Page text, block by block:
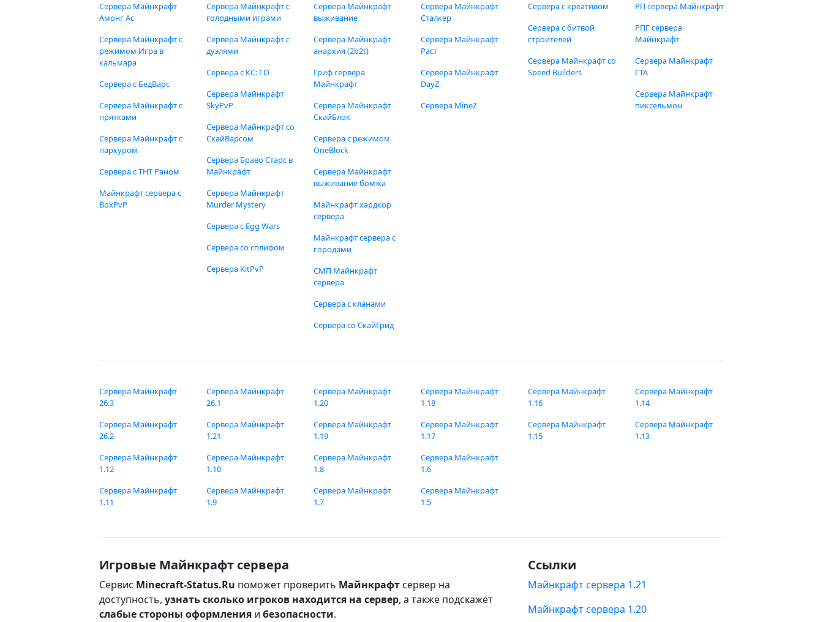
Сервера Майнкрафт
Амонг Ас
Сервера Майнкрафт с
режимом Игра в
кальмара
Сервера с БедВарс
Сервера Майнкрафт с
прятками
Сервера Майнкрафт с
паркуром
Сервера с ТНТ Раном
Майнкрафт сервера с
BoxPvP
Сервера Майнкрафт с
голодными играми
Сервера Майнкрафт с
дуэлями
Сервера с КС: ГО
Сервера Майнкрафт
SkyPvP
Сервера Майнкрафт со
СкайВарсом
Сервера Браво Старс в
Майнкрафт
Сервера Майнкрафт
Murder Mystery
Сервера с Egg Wars
Сервера со сплифом
Сервера KitPvP
Сервера Майнкрафт
выживание
Сервера Майнкрафт
анархия (2b2t)
Гриф сервера
Майнкрафт
Сервера Майнкрафт
СкайБлок
Сервера с режимом
OneBlock
Сервера Майнкрафт
выживание бомжа
Майнкрафт хардкор
сервера
Майнкрафт сервера с
городами
СМП Майнкрафт
сервера
Сервера с кланами
Сервера со СкайГрид
Сервера Майнкрафт
Сталкер
Сервера Майнкрафт
Раст
Сервера Майнкрафт
DayZ
Сервера MineZ
Сервера с креативом
Сервера с битвой
строителей
Сервера Майнкрафт со
Speed Builders
РП сервера Майнкрафт
РПГ сервера
Майнкрафт
Сервера Майнкрафт
ГТА
Сервера Майнкрафт
пиксельмон
Сервера Майнкрафт
26.3
Сервера Майнкрафт
26.2
Сервера Майнкрафт
26.1
Сервера Майнкрафт
1.21
Сервера Майнкрафт
1.20
Сервера Майнкрафт
1.19
Сервера Майнкрафт
1.18
Сервера Майнкрафт
1.17
Сервера Майнкрафт
1.16
Сервера Майнкрафт
1.15
Сервера Майнкрафт
1.14
Сервера Майнкрафт
1.13
Сервера Майнкрафт
1.12
Сервера Майнкрафт
1.11
Сервера Майнкрафт
1.10
Сервера Майнкрафт
1.9
Сервера Майнкрафт
1.8
Сервера Майнкрафт
1.7
Сервера Майнкрафт
1.6
Сервера Майнкрафт
1.5
Игровые Майнкрафт сервера
Сервис Minecraft-Status.Ru поможет проверить Майнкрафт сервер на
доступность, узнать сколько игроков находится на сервер, а также подскажет
слабые стороны оформления и безопасности.
Ссылки
Майнкрафт сервера 1.21
Майнкрафт сервера 1.20